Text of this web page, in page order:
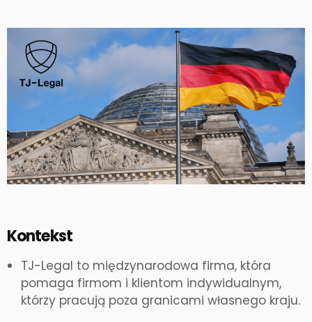
Kontekst
TJ-Legal to międzynarodowa firma, która
pomaga firmom i klientom indywidualnym,
którzy pracują poza granicami własnego kraju.